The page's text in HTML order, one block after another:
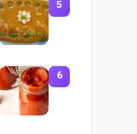
5
6